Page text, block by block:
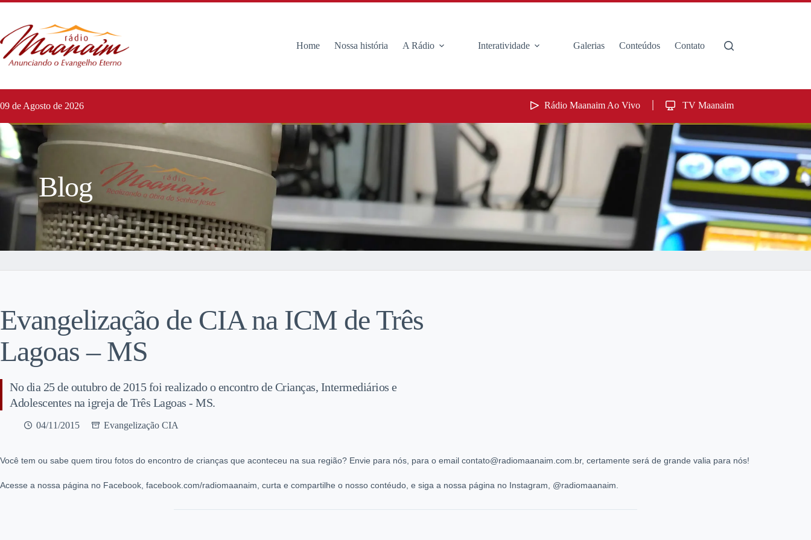
Home Nossa história A Rádio Interatividade Galerias Conteúdos Contato
09 de Agosto de 2026 Rádio Maanaim Ao Vivo TV Maanaim
Blog
Evangelização de CIA na ICM de Três
Lagoas – MS
No dia 25 de outubro de 2015 foi realizado o encontro de Crianças, Intermediários e
Adolescentes na igreja de Três Lagoas - MS.
04/11/2015 Evangelização CIA
Você tem ou sabe quem tirou fotos do encontro de crianças que aconteceu na sua região? Envie para nós, para o email contato@radiomaanaim.com.br, certamente será de grande valia para nós!
Acesse a nossa página no Facebook, facebook.com/radiomaanaim, curta e compartilhe o nosso contéudo, e siga a nossa página no Instagram, @radiomaanaim.